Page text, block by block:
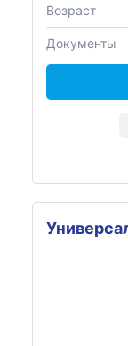
Возраст
Документы